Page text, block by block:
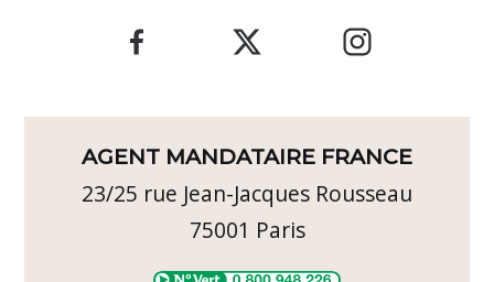
AGENT MANDATAIRE FRANCE
23/25 rue Jean-Jacques Rousseau
75001 Paris